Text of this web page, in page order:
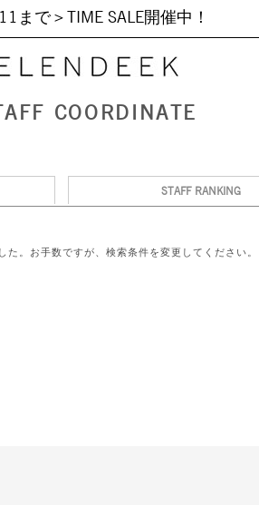
まで＞TIME SALE開催中！
COORDINATE
STAFF RANKING
。お手数ですが、検索条件を変更してください。